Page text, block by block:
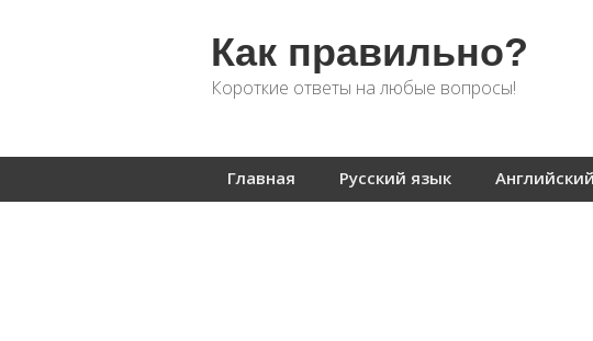
Как правильно?
Короткие ответы на любые вопросы!
Главная Русский язык